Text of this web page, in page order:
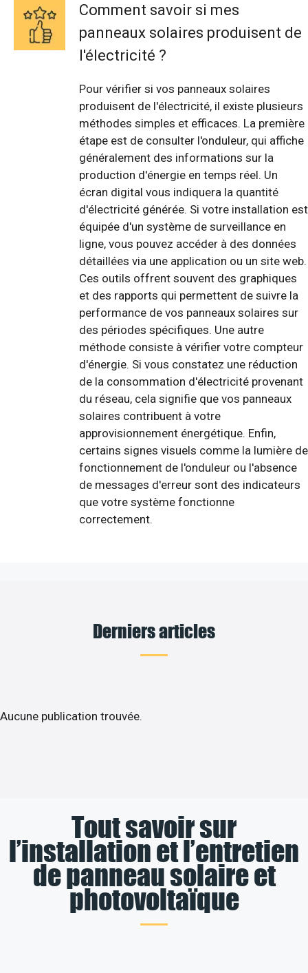
Comment savoir si mes
panneaux solaires produisent de
l'électricité ?
Pour vérifier si vos panneaux solaires
produisent de l'électricité, il existe plusieurs
méthodes simples et efficaces. La première
étape est de consulter l'onduleur, qui affiche
généralement des informations sur la
production d'énergie en temps réel. Un
écran digital vous indiquera la quantité
d'électricité générée. Si votre installation est
équipée d'un système de surveillance en
ligne, vous pouvez accéder à des données
détaillées via une application ou un site web.
Ces outils offrent souvent des graphiques
et des rapports qui permettent de suivre la
performance de vos panneaux solaires sur
des périodes spécifiques. Une autre
méthode consiste à vérifier votre compteur
d'énergie. Si vous constatez une réduction
de la consommation d'électricité provenant
du réseau, cela signifie que vos panneaux
solaires contribuent à votre
approvisionnement énergétique. Enfin,
certains signes visuels comme la lumière de
fonctionnement de l'onduleur ou l'absence
de messages d'erreur sont des indicateurs
que votre système fonctionne
correctement.
Derniers articles
Aucune publication trouvée.
Tout savoir sur
l’installation et l’entretien
de panneau solaire et
photovoltaïque